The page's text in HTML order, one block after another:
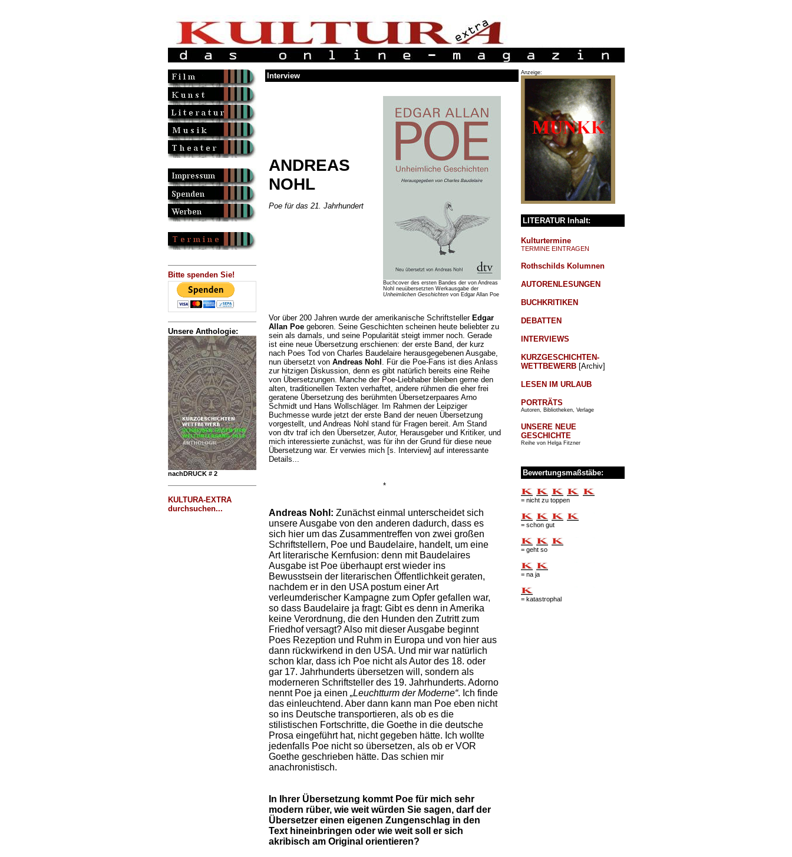
Bitte spenden Sie!
Unsere Anthologie:
nachDRUCK # 2
KULTURA-EXTRA
durchsuchen...
Interview
ANDREAS
NOHL
Poe für das 21. Jahrhundert
Buchcover des ersten Bandes der von Andreas
Nohl neuübersetzten Werkausgabe der
Unheimlichen Geschichtenvon Edgar Allan Poe
Vor über 200 Jahren wurde der amerikanische Schriftsteller Edgar
Allan Poegeboren. Seine Geschichten scheinen heute beliebter zu
sein als damals, und seine Popularität steigt immer noch. Gerade
ist eine neue Übersetzung erschienen: der erste Band, der kurz
nach Poes Tod von Charles Baudelaire herausgegebenen Ausgabe,
nun übersetzt von Andreas Nohl . Für die Poe-Fans ist dies Anlass
zur hitzigen Diskussion, denn es gibt natürlich bereits eine Reihe
von Übersetzungen. Manche der Poe-Liebhaber bleiben gerne den
alten, traditionellen Texten verhaftet, andere rühmen die eher frei
geratene Übersetzung des berühmten Übersetzerpaares Arno
Schmidt und Hans Wollschläger. Im Rahmen der Leipziger
Buchmesse wurde jetzt der erste Band der neuen Übersetzung
vorgestellt, und Andreas Nohl stand für Fragen bereit. Am Stand
von dtv traf ich den Übersetzer, Autor, Herausgeber und Kritiker, und
mich interessierte zunächst, was für ihn der Grund für diese neue
Übersetzung war. Er verwies mich [s. Interview] auf interessante
Details...
*
Andreas Nohl: Zunächst einmal unterscheidet sich
unsere Ausgabe von den anderen dadurch, dass es
sich hier um das Zusammentreffen von zwei großen
Schriftstellern, Poe und Baudelaire, handelt, um eine
Art literarische Kernfusion: denn mit Baudelaires
Ausgabe ist Poe überhaupt erst wieder ins
Bewusstsein der literarischen Öffentlichkeit geraten,
nachdem er in den USA postum einer Art
verleumderischer Kampagne zum Opfer gefallen war,
so dass Baudelaire ja fragt: Gibt es denn in Amerika
keine Verordnung, die den Hunden den Zutritt zum
Friedhof versagt? Also mit dieser Ausgabe beginnt
Poes Rezeption und Ruhm in Europa und von hier aus
dann rückwirkend in den USA. Und mir war natürlich
schon klar, dass ich Poe nicht als Autor des 18. oder
gar 17. Jahrhunderts übersetzen will, sondern als
moderneren Schriftsteller des 19. Jahrhunderts. Adorno
nennt Poe ja einen „Leuchtturm der Moderne“. Ich finde
das einleuchtend. Aber dann kann man Poe eben nicht
so ins Deutsche transportieren, als ob es die
stilistischen Fortschritte, die Goethe in die deutsche
Prosa eingeführt hat, nicht gegeben hätte. Ich wollte
jedenfalls Poe nicht so übersetzen, als ob er VOR
Goethe geschrieben hätte. Das schien mir
anachronistisch.
In Ihrer Übersetzung kommt Poe für mich sehr
modern rüber, wie weit würden Sie sagen, darf der
Übersetzer einen eigenen Zungenschlag in den
Text hineinbringen oder wie weit soll er sich
akribisch am Original orientieren?
Anzeige:
LITERATUR Inhalt:
Kulturtermine
TERMINE EINTRAGEN
Rothschilds Kolumnen
AUTORENLESUNGEN
BUCHKRITIKEN
DEBATTEN
INTERVIEWS
KURZGESCHICHTEN-
WETTBEWERB[Archiv]
LESEN IM URLAUB
PORTRÄTS
Autoren, Bibliotheken, Verlage
UNSERE NEUE
GESCHICHTE
Reihe von Helga Fitzner
Bewertungsmaßstäbe:
= nicht zu toppen
= schon gut
= geht so
= na ja
= katastrophal